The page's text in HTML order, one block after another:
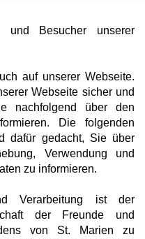
und Besucher unserer
auf unserer Webseite.
Webseite sicher und
nachfolgend über den
Die folgenden
dafür gedacht, Sie über
Verwendung und
zu informieren.
Verarbeitung ist der
der Freunde und
von St. Marien zu